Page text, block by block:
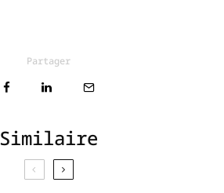
Partager
Similaire